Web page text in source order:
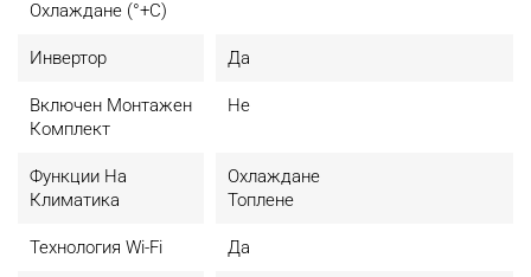
Охлаждане (°+C)
Инвертор Да
Включен Монтажен
Комплект
Не
Функции На
Климатика
Охлаждане
Топлене
Технология Wi-Fi Да